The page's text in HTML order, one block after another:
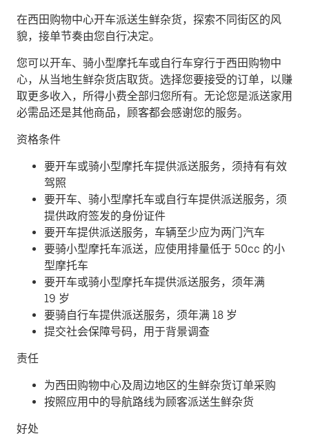
在西田购物中心开车派送生鲜杂货，探索不同街区的风
貌，接单节奏由您自行决定。
您可以开车、骑小型摩托车或自行车穿行于西田购物中
心，从当地生鲜杂货店取货。选择您要接受的订单，以赚
取更多收入，所得小费全部归您所有。无论您是派送家用
必需品还是其他商品，顾客都会感谢您的服务。
资格条件
要开车或骑小型摩托车提供派送服务，须持有有效
驾照
要开车、骑小型摩托车或自行车提供派送服务，须
提供政府签发的身份证件
要开车提供派送服务，车辆至少应为两门汽车
要骑小型摩托车派送，应使用排量低于 50cc 的小
型摩托车
要开车或骑小型摩托车提供派送服务，须年满
19 岁
要骑自行车提供派送服务，须年满 18 岁
提交社会保障号码，用于背景调查
责任
为西田购物中心及周边地区的生鲜杂货订单采购
按照应用中的导航路线为顾客派送生鲜杂货
好处